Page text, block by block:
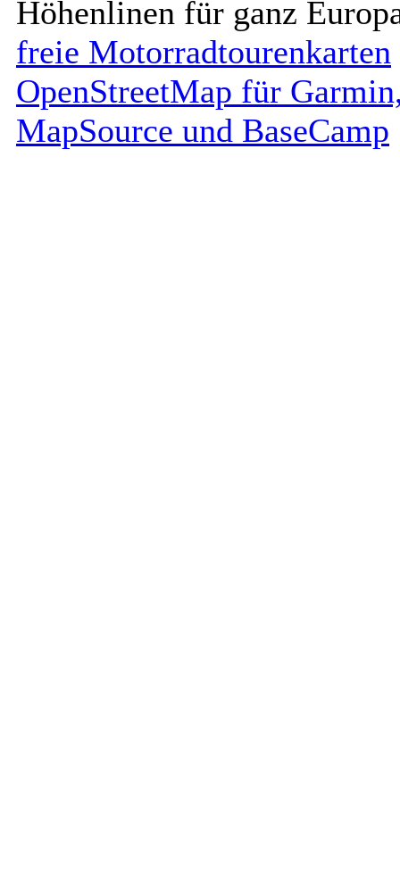
Höhenlinen für ganz
freie Motorradtourenkarten
OpenStreetMap für
MapSource und BaseCamp